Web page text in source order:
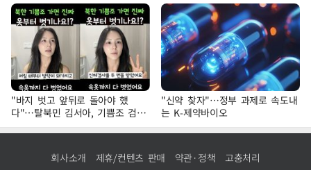
"바지 벗고 앞뒤로 돌아야 했
다"…탈북민 김서아, 기쁨조 검사
수치심 회상
"신약 찾자"…정부 과제로 속도내
는 K-제약바이오
회사소개 제휴/컨텐츠 판매 약관·정책 고충처리